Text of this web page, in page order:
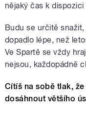
nějaký čas k dispozici
Budu se určitě
dopadlo lépe, než
Ve Spartě se vždy
nejsou, každopádně
Cítíš na sobě tlak,
dosáhnout většího